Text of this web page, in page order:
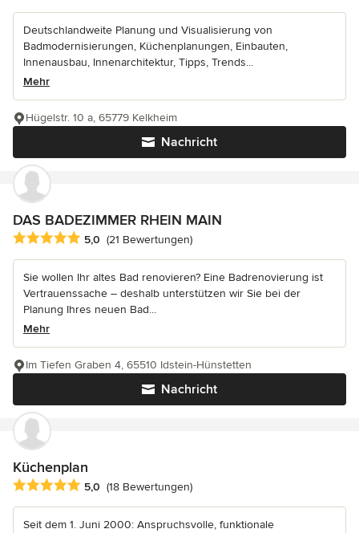
Deutschlandweite Planung und Visualisierung von
Badmodernisierungen, Küchenplanungen, Einbauten,
Innenausbau, Innenarchitektur, Tipps, Trends...
Mehr
Nachricht
Hügelstr. 10 a, 65779 Kelkheim
DAS BADEZIMMER RHEIN MAIN
Durchschnittliche Bewertung: 5 von 5 Sternen
5,0 (21 Bewertungen)
Sie wollen Ihr altes Bad renovieren? Eine Badrenovierung ist
Vertrauenssache – deshalb unterstützen wir Sie bei der
Planung Ihres neuen Bad...
Mehr
Nachricht
Im Tiefen Graben 4, 65510 Idstein-Hünstetten
Küchenplan
Durchschnittliche Bewertung: 5 von 5 Sternen
5,0 (18 Bewertungen)
Seit dem 1. Juni 2000: Anspruchsvolle, funktionale